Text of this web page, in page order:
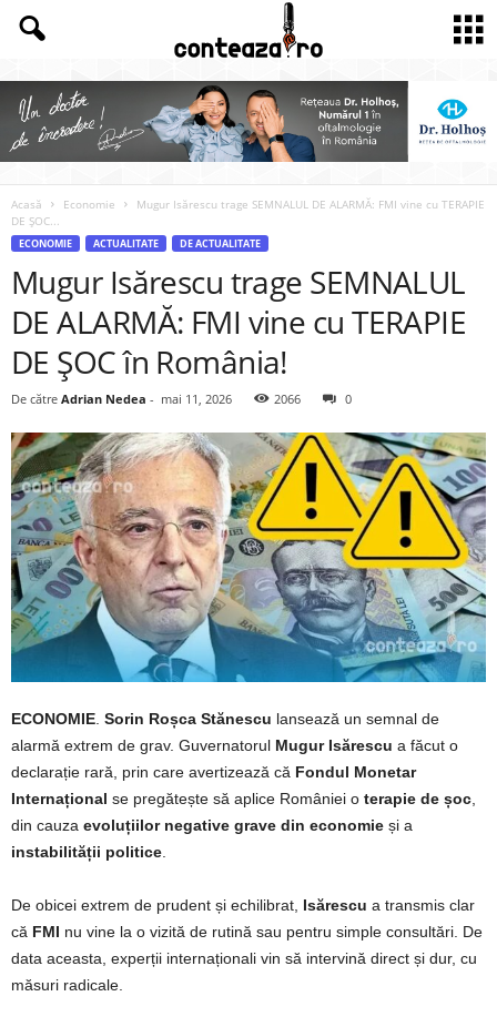
Acasă Economie
Mugur Isărescu trage SEMNALUL DE ALARMĂ: FMI vine cu TERAPIE
DE ȘOC...
ECONOMIE ACTUALITATE DE ACTUALITATE
Mugur Isărescu trage SEMNALUL
DE ALARMĂ: FMI vine cu TERAPIE
DE ȘOC în România!
De către Adrian Nedea - mai 11, 2026 2066 0
ECONOMIE Sorin Roșca Stănescu lansează un semnal de
alarmă extrem de grav. Guvernatorul Mugur Isărescu a făcut o
declarație rară, prin care avertizează că Fondul Monetar
Internațional se pregătește să aplice României o terapie de șoc
din cauza evoluțiilor negative grave din economie și a
instabilității politice
De obicei extrem de prudent și echilibrat, Isărescu a transmis clar
că FMI nu vine la o vizită de rutină sau pentru simple consultări. De
data aceasta, experții internaționali vin să intervină direct și dur, cu
măsuri radicale.